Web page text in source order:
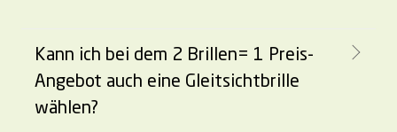
Kann ich bei dem 2 Brillen= 1 Preis-
Angebot auch eine Gleitsichtbrille
wählen?